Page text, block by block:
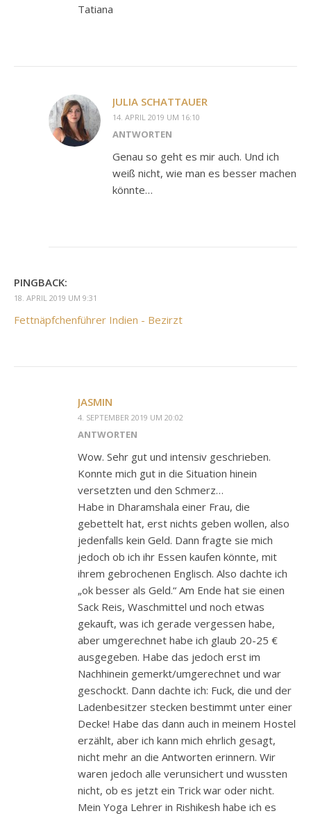
Tatiana
JULIA SCHATTAUER
14. APRIL 2019 UM 16:10
ANTWORTEN
Genau so geht es mir auch. Und ich
weiß nicht, wie man es besser machen
könnte…
PINGBACK:
18. APRIL 2019 UM 9:31
Fettnäpfchenführer Indien - Bezirzt
JASMIN
4. SEPTEMBER 2019 UM 20:02
ANTWORTEN
Wow. Sehr gut und intensiv geschrieben.
Konnte mich gut in die Situation hinein
versetzten und den Schmerz…
Habe in Dharamshala einer Frau, die
gebettelt hat, erst nichts geben wollen, also
jedenfalls kein Geld. Dann fragte sie mich
jedoch ob ich ihr Essen kaufen könnte, mit
ihrem gebrochenen Englisch. Also dachte ich
„ok besser als Geld.“ Am Ende hat sie einen
Sack Reis, Waschmittel und noch etwas
gekauft, was ich gerade vergessen habe,
aber umgerechnet habe ich glaub 20-25 €
ausgegeben. Habe das jedoch erst im
Nachhinein gemerkt/umgerechnet und war
geschockt. Dann dachte ich: Fuck, die und der
Ladenbesitzer stecken bestimmt unter einer
Decke! Habe das dann auch in meinem Hostel
erzählt, aber ich kann mich ehrlich gesagt,
nicht mehr an die Antworten erinnern. Wir
waren jedoch alle verunsichert und wussten
nicht, ob es jetzt ein Trick war oder nicht.
Mein Yoga Lehrer in Rishikesh habe ich es